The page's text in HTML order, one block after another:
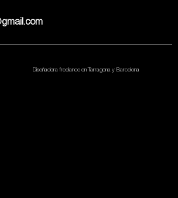
Diseñadora freelance en Tarragona y Barcelona